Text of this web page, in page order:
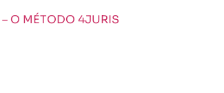
O MÉTODO 4JURIS